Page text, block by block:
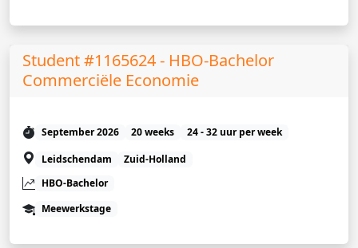
Student #1165624 - HBO-Bachelor
Commerciële Economie
September 2026 20 weeks
24 - 32 uur per week
Leidschendam
Zuid-Holland
HBO-Bachelor
Meewerkstage